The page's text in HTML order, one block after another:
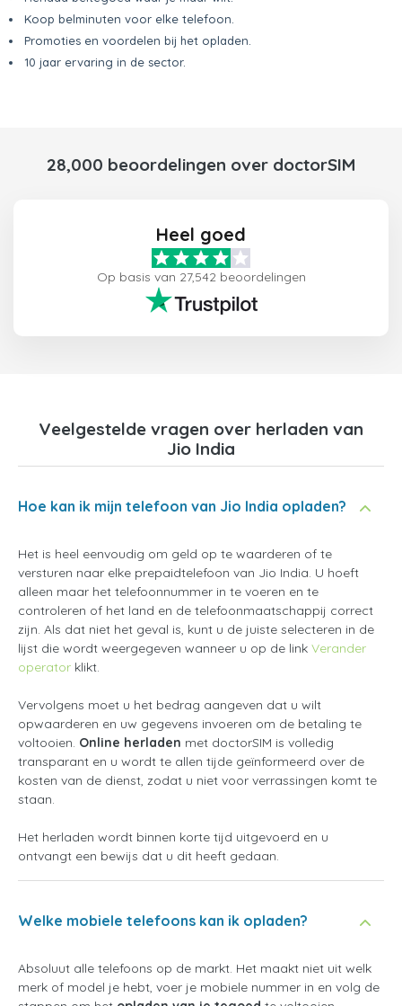
Koop belminuten voor elke telefoon.
Promoties en voordelen bij het opladen.
10 jaar ervaring in de sector.
28,000 beoordelingen over doctorSIM
Heel goed
Op basis van 27,542 beoordelingen
Veelgestelde vragen over herladen van
Jio India
Hoe kan ik mijn telefoon van Jio India opladen?
Het is heel eenvoudig om geld op te waarderen of te
versturen naar elke prepaidtelefoon van Jio India. U hoeft
alleen maar het telefoonnummer in te voeren en te
controleren of het land en de telefoonmaatschappij correct
zijn. Als dat niet het geval is, kunt u de juiste selecteren in de
lijst die wordt weergegeven wanneer u op de link Verander
operator klikt.
Vervolgens moet u het bedrag aangeven dat u wilt
opwaarderen en uw gegevens invoeren om de betaling te
voltooien. Online herladen met doctorSIM is volledig
transparant en u wordt te allen tijde geïnformeerd over de
kosten van de dienst, zodat u niet voor verrassingen komt te
staan.
Het herladen wordt binnen korte tijd uitgevoerd en u
ontvangt een bewijs dat u dit heeft gedaan.
Welke mobiele telefoons kan ik opladen?
Absoluut alle telefoons op de markt. Het maakt niet uit welk
merk of model je hebt, voer je mobiele nummer in en volg de